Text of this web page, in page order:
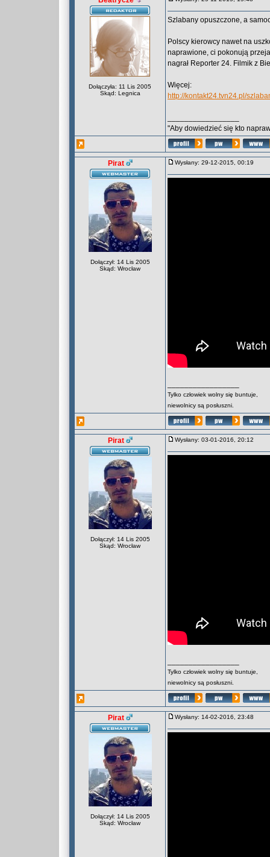
Dołączyła: 11 Lis 2005
Skąd: Legnica
Szlabany opuszczone, a
Polscy kierowcy nawet na
naprawione, ci pokonują
nagrał Reporter 24. Filmik z
Więcej:
http://kontakt24.tvn24.pl/
"Aby dowiedzieć się kto
Pirat
Dołączył: 14 Lis 2005
Skąd: Wrocław
Wysłany: 29-12-2015, 00:19
Tylko człowiek wolny się buntuje,
niewolnicy są posłuszni.
Pirat
Dołączył: 14 Lis 2005
Skąd: Wrocław
Wysłany: 03-01-2016, 20:12
Tylko człowiek wolny się buntuje,
niewolnicy są posłuszni.
Pirat
Dołączył: 14 Lis 2005
Skąd: Wrocław
Wysłany: 14-02-2016, 23:48